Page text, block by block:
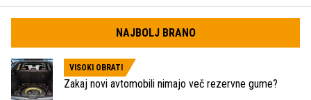
NAJBOLJ BRANO
VISOKI OBRATI
Zakaj novi avtomobili nimajo več rezervne gume?